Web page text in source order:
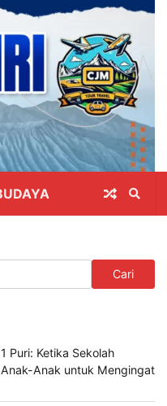
Cari
Puri: Ketika Sekolah
Anak untuk Mengingat